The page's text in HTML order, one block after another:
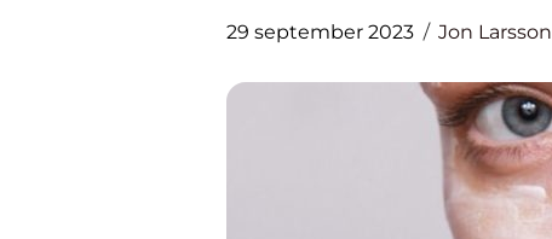
29 september 2023 Jon Larsson